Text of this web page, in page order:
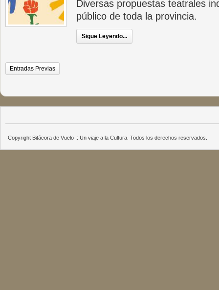
Diversas propuestas teatrales
público de toda la provincia.
Sigue Leyendo...
Entradas Previas
Copyright Bitácora de Vuelo :: Un viaje a la Cultura. Todos los derechos reservados.